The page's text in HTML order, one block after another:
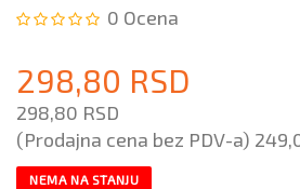
0 Ocena
298,80 RSD
298,80 RSD
(Prodajna cena bez PDV-a)
NEMA NA STANJU